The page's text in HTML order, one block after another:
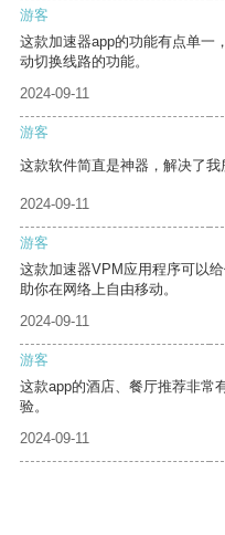
游客
这款加速器app的功能有点单一
动切换线路的功能。
2024-09-11
游客
这款软件简直是神器，解决了我
2024-09-11
游客
这款加速器VPM应用程序可以
助你在网络上自由移动。
2024-09-11
游客
这款app的酒店、餐厅推荐非常
验。
2024-09-11